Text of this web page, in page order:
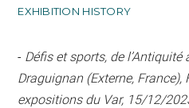
EXHIBITION HISTORY
- Défis et sports, de l’Antiquité
Draguignan (Externe,
expositions du Var, 15/12/